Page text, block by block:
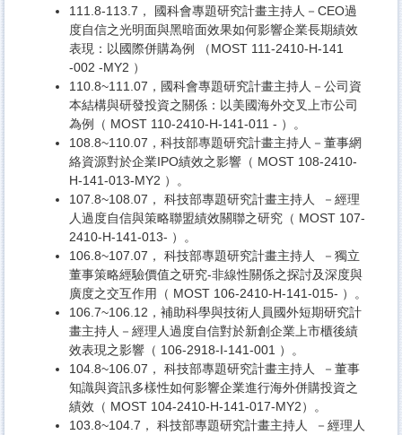
111.8-113.7， 國科會專題研究計畫主持人－ CEO過
度自信之光明面與黑暗面效果如何影響企業長期績效
表現： 以國際併購為例 （MOST 111-2410-H-141
-002 -MY2 ）
110.8~111.07，國科會專題研究計畫主持人－ 公司資
本結構與研發投資之關係：以美國海外交叉上市公司
為例（ MOST 110-2410-H-141-011 - ）。
108.8~110.07，科技部專題研究計畫主持人－ 董事網
絡資源對於企業IPO績效之影響（ MOST 108-2410-
H-141-013-MY2 ）。
107.8~108.07， 科技部專題研究計畫主持人 －經理
人過度自信與策略聯盟績效關聯之研究（ MOST 107-
2410-H-141-013- ）。
106.8~107.07， 科技部專題研究計畫主持人 －獨立
董事策略經驗價值之研究-非線性關係之探討及深度與
廣度之交互作用（ MOST 106-2410-H-141-015- ）。
106.7~106.12， 補助科學與技術人員國外短期研究計
畫主持人－ 經理人過度自信對於新創企業上市櫃後績
效表現之影響（ 106-2918-I-141-001 ）。
104.8~106.07， 科技部專題研究計畫主持人 －董事
知識與資訊多樣性如何影響企業進行海外併購投資之
績效（ MOST 104-2410-H-141-017-MY2）。
103.8~104.7， 科技部專題研究計畫主持人 －經理人